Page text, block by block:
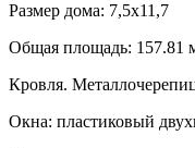
Размер дома: 7,5х11,7
Общая площадь: 157.81
Кровля.
Окна: пластиковый